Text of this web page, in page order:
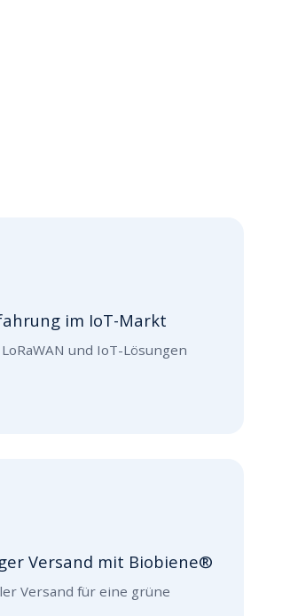
im IoT-Markt
und IoT-Lösungen
Versand mit Biobiene®
Versand für eine grüne